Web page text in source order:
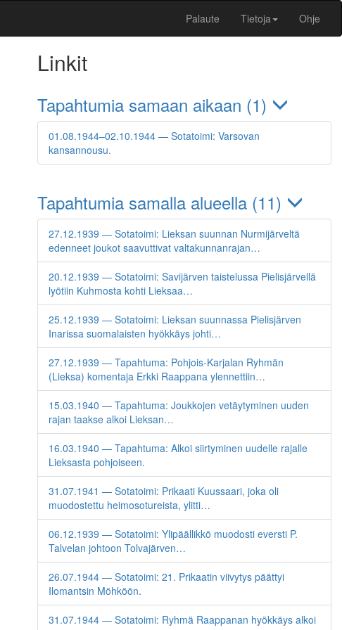
Palaute Tietoja Ohje
Linkit
Tapahtumia samaan aikaan (1)
01.08.1944–02.10.1944 — Sotatoimi: Varsovan
kansannousu.
Tapahtumia samalla alueella (11)
27.12.1939 — Sotatoimi: Lieksan suunnan Nurmijärveltä
edenneet joukot saavuttivat valtakunnanrajan…
20.12.1939 — Sotatoimi: Savijärven taistelussa Pielisjärvellä
lyötiin Kuhmosta kohti Lieksaa…
25.12.1939 — Sotatoimi: Lieksan suunnassa Pielisjärven
Inarissa suomalaisten hyökkäys johti…
27.12.1939 — Tapahtuma: Pohjois-Karjalan Ryhmän
(Lieksa) komentaja Erkki Raappana ylennettiin…
15.03.1940 — Tapahtuma: Joukkojen vetäytyminen uuden
rajan taakse alkoi Lieksan…
16.03.1940 — Tapahtuma: Alkoi siirtyminen uudelle rajalle
Lieksasta pohjoiseen.
31.07.1941 — Sotatoimi: Prikaati Kuussaari, joka oli
muodostettu heimosotureista, ylitti…
06.12.1939 — Sotatoimi: Ylipäällikkö muodosti eversti P.
Talvelan johtoon Tolvajärven…
26.07.1944 — Sotatoimi: 21. Prikaatin viivytys päättyi
Ilomantsin Möhköön.
31.07.1944 — Sotatoimi: Ryhmä Raappanan hyökkäys alkoi